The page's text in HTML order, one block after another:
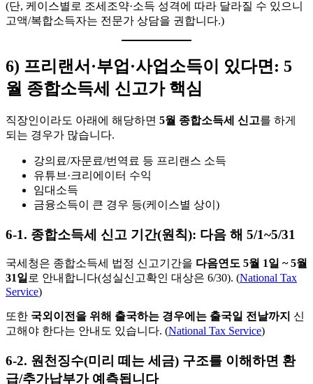
(단, 케이스별로 조세조약·소득 성격에 따라 달라질 수 있으니
고액/복합소득자는 전문가 상담을 권합니다.)
6) 프리랜서·부업·사업소득이 있다면: 5
월 종합소득세 신고가 핵심
직장인이라도 아래에 해당하면 5월 종합소득세 신고를 하게
되는 경우가 많습니다.
강의료/자문료/번역료 등 프리랜스 소득
유튜브·크리에이터 수익
임대소득
금융소득이 큰 경우 등(케이스별 상이)
6-1. 종합소득세 신고 기간(원칙): 다음 해 5/1~5/31
국세청은 종합소득세 법정 신고기간을 다음연도 5월 1일 ~ 5월
31일로 안내합니다(성실신고확인 대상은 6/30). (National Tax
Service)
또한 국외이전을 위해 출국하는 경우에는 출국일 전날까지 신
고해야 한다는 안내도 있습니다. (National Tax Service)
6-2. 원천징수(미리 떼는 세금) 구조를 이해하면 환
급/추가납부가 예측됩니다